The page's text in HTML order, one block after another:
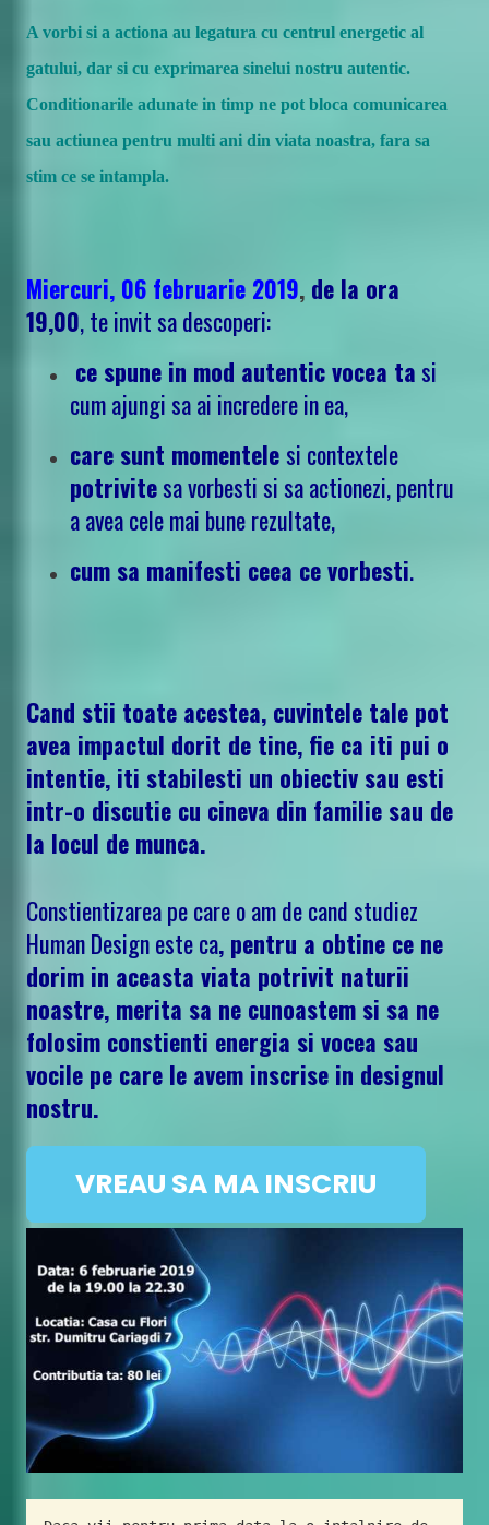
A vorbi si a actiona au legatura cu centrul energetic al
gatului, dar si cu exprimarea sinelui nostru autentic.
Conditionarile adunate in timp ne pot bloca comunicarea
sau actiunea pentru multi ani din viata noastra, fara sa
stim ce se intampla.
Miercuri, 06 februarie 2019, de la ora
19,00, te invit sa descoperi:
ce spune in mod autentic vocea tasi
cum ajungi sa ai incredere in ea,
care sunt momentelesi contextele
potrivitesa vorbesti si sa actionezi, pentru
a avea cele mai bune rezultate,
cum sa manifesti ceea ce vorbesti.
Cand stii toate acestea, cuvintele tale pot
avea impactul dorit de tine, fie ca iti pui o
intentie, iti stabilesti un obiectiv sau esti
intr-o discutie cu cineva din familie sau de
la locul de munca.
Constientizarea pe care o am de cand studiez
Human Design este ca, pentru a obtine ce ne
dorim in aceasta viata potrivit naturii
noastre, merita sa ne cunoastem si sa ne
folosim constienti energia si vocea sau
vocile pe care le avem inscrise in designul
nostru.
VREAU SA MA INSCRIU